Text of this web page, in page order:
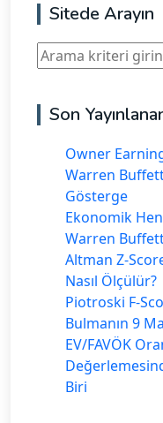
Sitede Arayın
Ara
Son
Owner
Warren
Gösterge
Ekonomik
Warren
Altman Z-
Nasıl Ölçülür?
Piotroski F-
Bulmanın 9
EV/FAVÖK
Biri